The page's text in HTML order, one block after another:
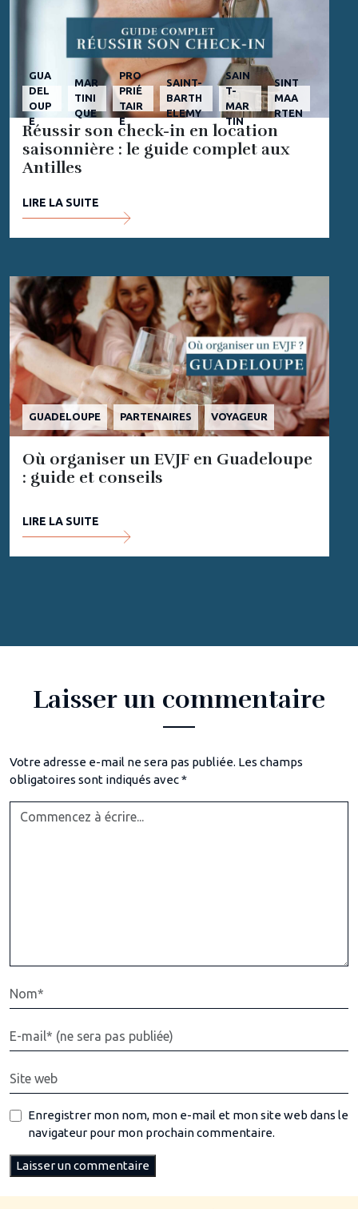
GUA
DEL
OUP
E
MAR
TINI
QUE
PRO
PRIÉ
TAIR
E
SAINT-
BARTH
ELEMY
SAIN
T-
MAR
TIN
SINT
MAA
RTEN
Réussir son check-in en location
saisonnière : le guide complet aux
Antilles
LIRE LA SUITE
GUADELOUPE PARTENAIRES VOYAGEUR
Où organiser un EVJF en Guadeloupe
: guide et conseils
LIRE LA SUITE
Laisser un commentaire
Votre adresse e-mail ne sera pas publiée. Les champs
obligatoires sont indiqués avec*
Enregistrer mon nom, mon e-mail et mon site web dans le
navigateur pour mon prochain commentaire.